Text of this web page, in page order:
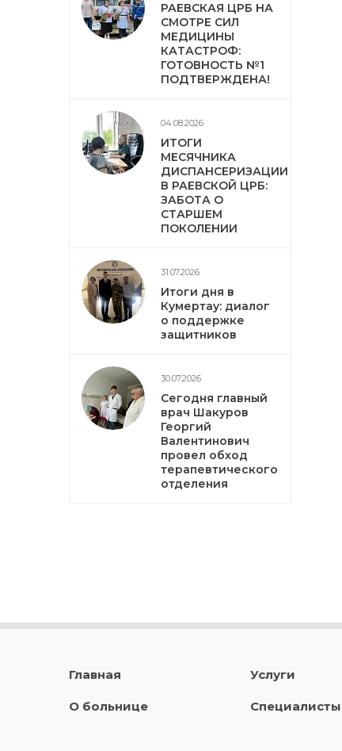
РАЕВСКАЯ ЦРБ НА
СМОТРЕ СИЛ
МЕДИЦИНЫ
КАТАСТРОФ:
ГОТОВНОСТЬ №1
ПОДТВЕРЖДЕНА!
04.08.2026
ИТОГИ
МЕСЯЧНИКА
ДИСПАНСЕРИЗАЦИИ
В РАЕВСКОЙ ЦРБ:
ЗАБОТА О
СТАРШЕМ
ПОКОЛЕНИИ
31.07.2026
Итоги дня в
Кумертау: диалог
о поддержке
защитников
30.07.2026
Сегодня главный
врач Шакуров
Георгий
Валентинович
провел обход
терапевтического
отделения
Главная
О больнице
Услуги
Специалисты